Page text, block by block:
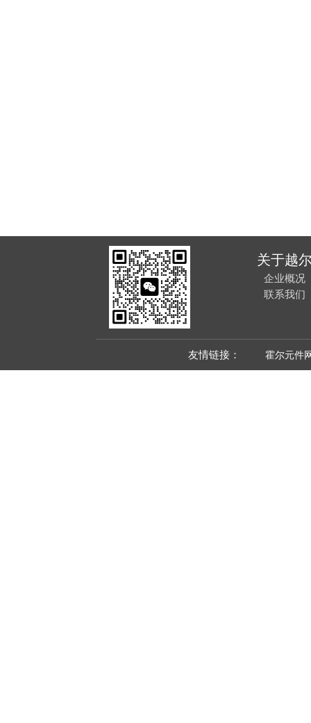
霍尔元件
友情链接：
关于越
企业概况
联系我们